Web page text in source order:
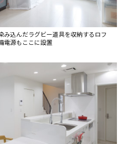
み込んだラグビー道具を収納するロフ
電源もここに設置